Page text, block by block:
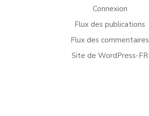
Connexion
Flux des publications
Flux des commentaires
Site de WordPress-FR